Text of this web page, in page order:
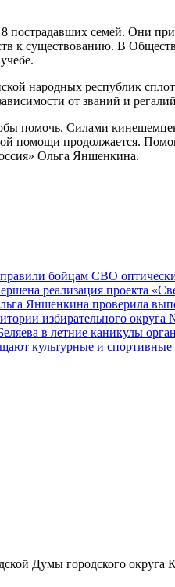
семей. Они
к существованию. В
народных республик
от званий и
помочь. Силами
помощи продолжается.
Ольга Яншенкина.
бойцам СВО
реализация проекта
Яншенкина проверила
избирательного
в летние каникулы
культурные и
Думы городского округа